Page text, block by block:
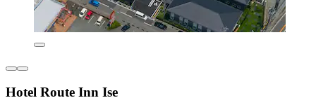
Hotel Route Inn Ise